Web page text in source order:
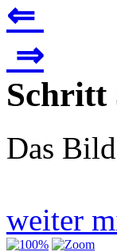
⇐
⇒
Schritt
Das
weiter